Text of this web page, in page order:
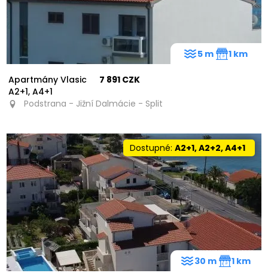
Apartmány Vlasic
A2+1, A4+1
7 891 CZK
Podstrana - Jižní Dalmácie - Split
5 m 1 km
Dostupné:A2+1, A2+2, A4+1
30 m 1 km